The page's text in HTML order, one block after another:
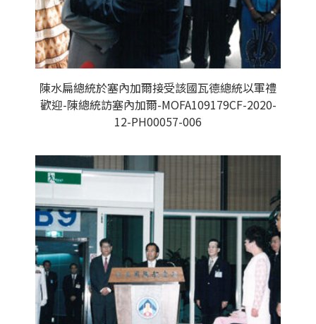
陳水扁總統於塞內加爾接受該國瓦德總統以軍禮
歡迎-陳總統訪塞內加爾-MOFA109179CF-2020-
12-PH00057-006